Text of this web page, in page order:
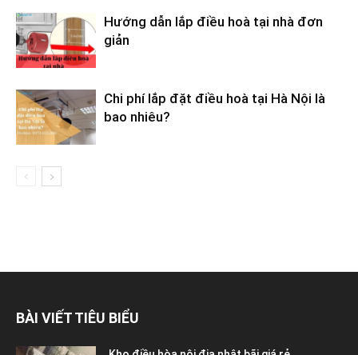
Hướng dẫn lắp điều hoà tại nhà đơn
giản
Chi phí lắp đặt điều hoà tại Hà Nội là
bao nhiêu?
BÀI VIẾT TIÊU BIỂU